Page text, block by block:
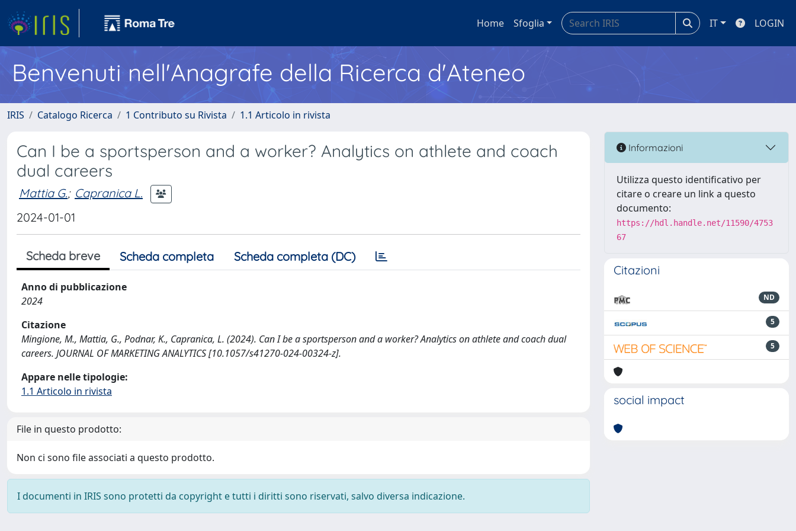
Home Sfoglia IT LOGIN
Benvenuti nell'Anagrafe della Ricerca d'Ateneo
IRIS Catalogo Ricerca 1 Contributo su Rivista 1.1 Articolo in rivista
Can I be a sportsperson and a worker? Analytics on athlete and coach
dual careers
Mattia G.; Capranica L.
2024-01-01
Scheda breve Scheda completa Scheda completa (DC)
Anno di pubblicazione
2024
Citazione
Mingione, M., Mattia, G., Podnar, K., Capranica, L. (2024). Can I be a sportsperson and a worker? Analytics on athlete and coach dual
careers. JOURNAL OF MARKETING ANALYTICS [10.1057/s41270-024-00324-z].
Appare nelle tipologie:
1.1 Articolo in rivista
File in questo prodotto:
Non ci sono file associati a questo prodotto.
I documenti in IRIS sono protetti da copyright e tutti i diritti sono riservati, salvo diversa indicazione.
Informazioni
Utilizza questo identificativo per
citare o creare un link a questo
documento:
https://hdl.handle.net/11590/4753
67
Citazioni
ND
5
5
social impact